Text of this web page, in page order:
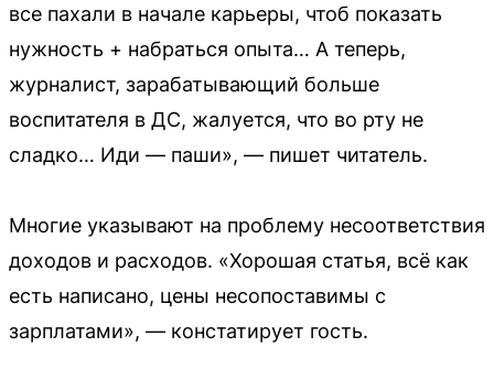
все пахали в начале карьеры, чтоб показать
нужность + набраться опыта… А теперь,
журналист, зарабатывающий больше
воспитателя в ДС, жалуется, что во рту не
сладко… Иди — паши», — пишет читатель.
Многие указывают на проблему несоответствия
доходов и расходов. «Хорошая статья, всё как
есть написано, цены несопоставимы с
зарплатами», — констатирует гость.